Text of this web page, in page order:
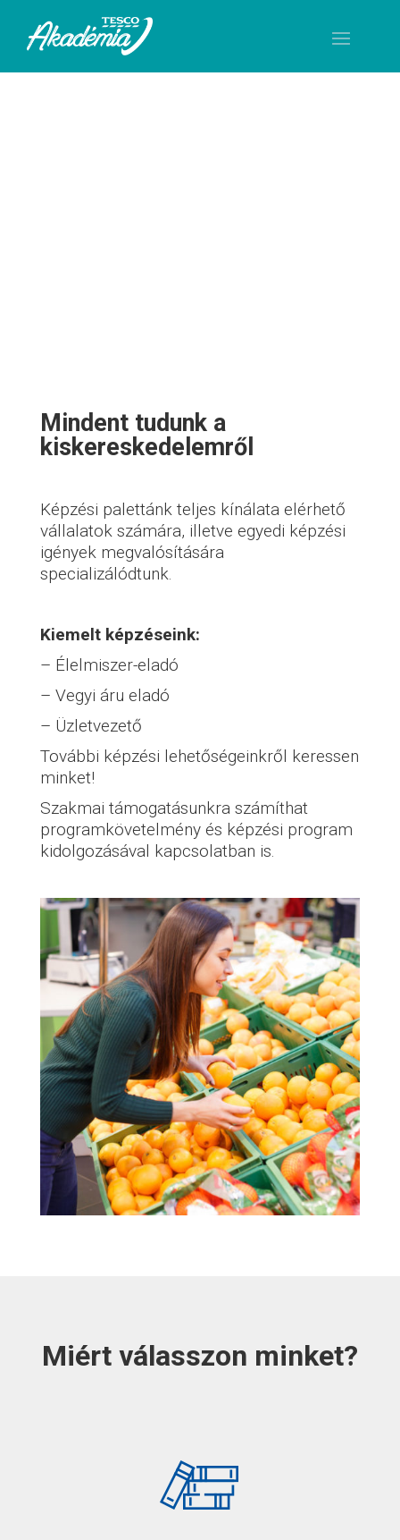
Mindent tudunk a
kiskereskedelemről
Képzési palettánk teljes kínálata elérhető
vállalatok számára, illetve egyedi képzési
igények megvalósítására
specializálódtunk.
Kiemelt képzéseink:
– Élelmiszer-eladó
– Vegyi áru eladó
– Üzletvezető
További képzési lehetőségeinkről keressen
minket!
Szakmai támogatásunkra számíthat
programkövetelmény és képzési program
kidolgozásával kapcsolatban is.
Miért válasszon minket?